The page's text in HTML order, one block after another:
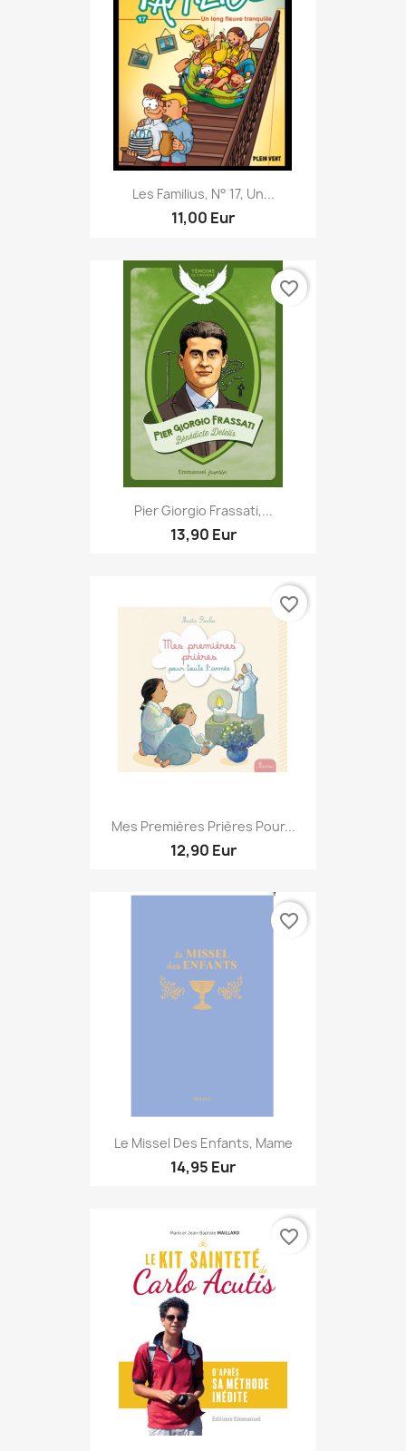
Les Familius, N° 17, Un...
11,00 Eur
Pier Giorgio Frassati,...
13,90 Eur
favorite_border
Mes Premières Prières Pour...
12,90 Eur
favorite_border
Le Missel Des Enfants, Mame
14,95 Eur
favorite_border
favorite_border